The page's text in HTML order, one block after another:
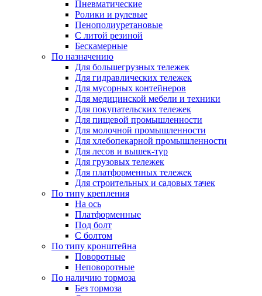
Пневматические
Ролики и рулевые
Пенополиуретановые
С литой резиной
Бескамерные
По назначению
Для большегрузных тележек
Для гидравлических тележек
Для мусорных контейнеров
Для медицинской мебели и техники
Для покупательских тележек
Для пищевой промышленности
Для молочной промышленности
Для хлебопекарной промышленности
Для лесов и вышек-тур
Для грузовых тележек
Для платформенных тележек
Для строительных и садовых тачек
По типу крепления
На ось
Платформенные
Под болт
С болтом
По типу кронштейна
Поворотные
Неповоротные
По наличию тормоза
Без тормоза